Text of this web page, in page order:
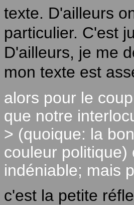
texte. D'ailleurs
particulier. C'est
D'ailleurs, je me
mon texte est
alors pour le
que notre
> (quoique: la
couleur politique)
indéniable; mais
c'est la petite